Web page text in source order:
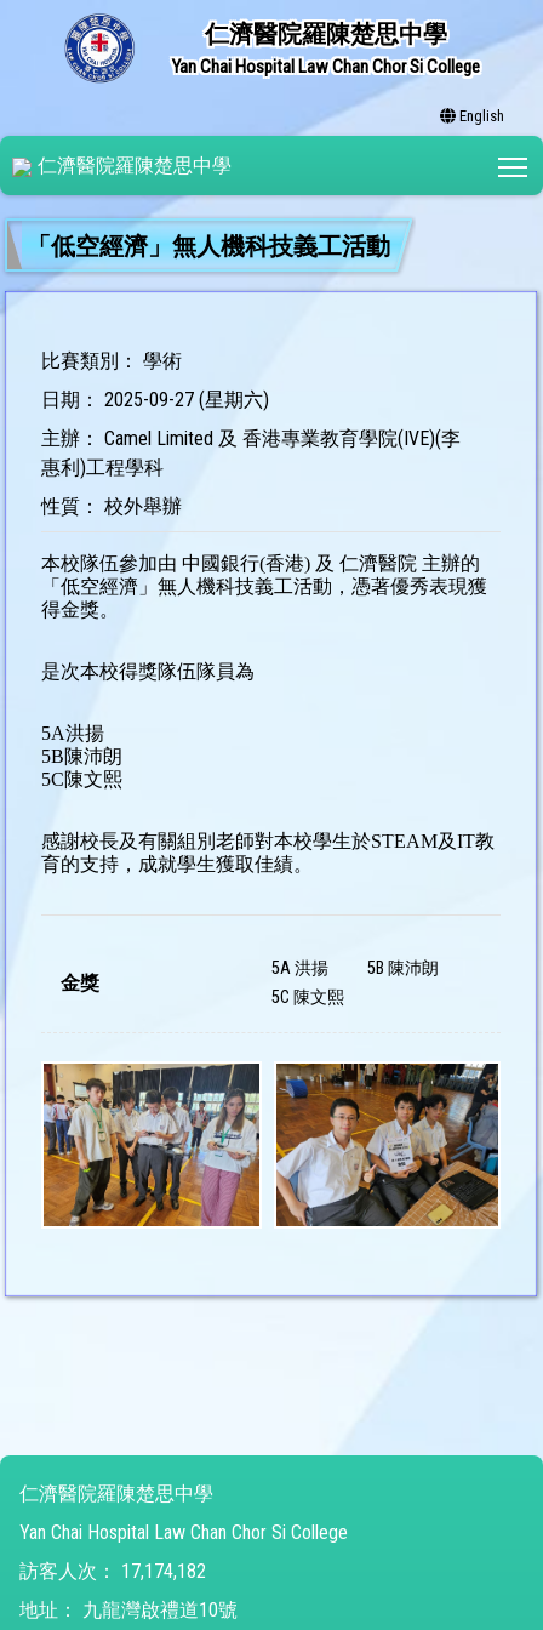
仁濟醫院羅陳楚思中學
Yan Chai Hospital Law Chan Chor Si College
English
仁濟醫院羅陳楚思中學
「低空經濟」無人機科技義工活動
比賽類別： 學術
日期： 2025-09-27 (星期六)
主辦： Camel Limited 及 香港專業教育學院(IVE)(李
惠利)工程學科
性質： 校外舉辦
本校隊伍參加由 中國銀行(香港) 及 仁濟醫院 主辦的
「低空經濟」無人機科技義工活動，憑著優秀表現獲
得金獎。
是次本校得獎隊伍隊員為
5A洪揚
5B陳沛朗
5C陳文熙
感謝校長及有關組別老師對本校學生於STEAM及IT教
育的支持，成就學生獲取佳績。
金獎
5A 洪揚
5B 陳沛朗
5C 陳文熙
仁濟醫院羅陳楚思中學
Yan Chai Hospital Law Chan Chor Si College
訪客人次：
17,174,182
地址：
九龍灣啟禮道10號